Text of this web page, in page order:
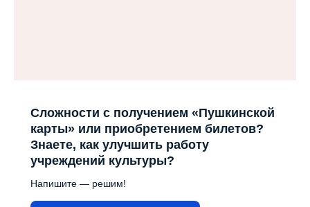
Сложности с получением «Пушкинской
карты» или приобретением билетов?
Знаете, как улучшить работу
учреждений культуры?
Напишите — решим!